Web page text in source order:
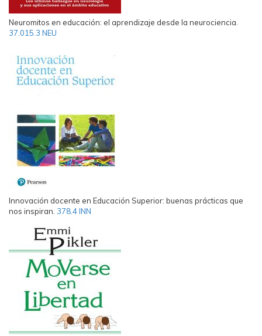
Neuromitos en educación: el aprendizaje desde la neurociencia.
37.015.3 NEU
Innovación docente en Educación Superior: buenas prácticas que
nos inspiran. 378.4 INN